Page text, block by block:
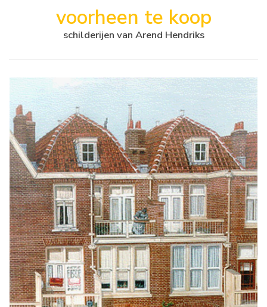
voorheen te koop
schilderijen van Arend Hendriks